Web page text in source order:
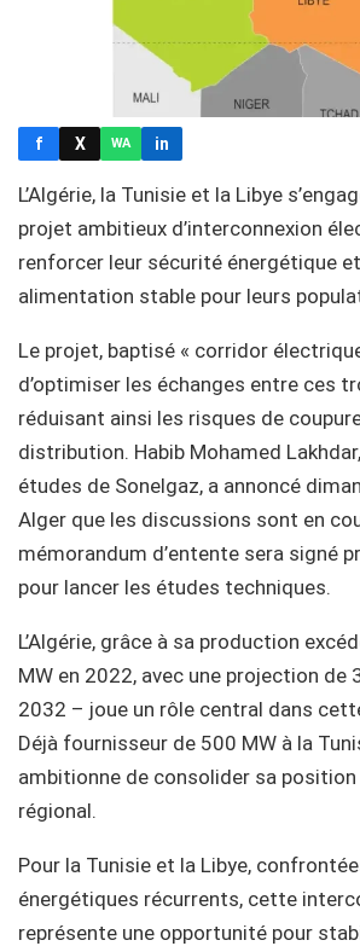
f X WA in
L’Algérie, la Tunisie et la Libye
projet ambitieux d’interconnexion
renforcer leur sécurité énergétique
alimentation stable pour leurs
Le projet, baptisé « corridor
d’optimiser les échanges entre ces
réduisant ainsi les risques de
distribution. Habib Mohamed
études de Sonelgaz, a annoncé
Alger que les discussions sont en
mémorandum d’entente sera signé
pour lancer les études techniques.
L’Algérie, grâce à sa production
MW en 2022, avec une projection de
2032 – joue un rôle central dans
Déjà fournisseur de 500 MW à la
ambitionne de consolider sa position
régional.
Pour la Tunisie et la Libye,
énergétiques récurrents, cette
représente une opportunité pour